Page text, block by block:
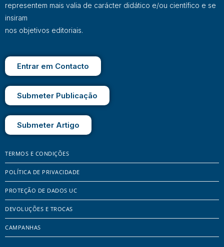
representem mais valia de carácter didático e/ou científico e se
insiram
nos objetivos editoriais.
Entrar em Contacto
Submeter Publicação
Submeter Artigo
TERMOS E CONDIÇÕES
POLÍTICA DE PRIVACIDADE
PROTEÇÃO DE DADOS UC
DEVOLUÇÕES E TROCAS
CAMPANHAS